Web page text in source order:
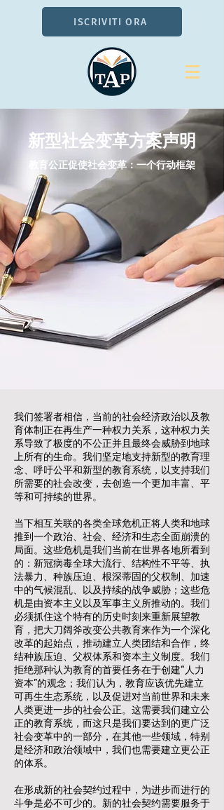
ISCRIVITI ORA
新型社会变革方案声明
教育公正促使社会变革：一个行动框架
我们签署者相信，当前的社会经济政治以及教
育体制正在再生产一种权力关系，这种权力关
系导致了极度的不公正并且最终会威胁到地球
上所有的生命。我们坚定地支持新型的教育理
念、呼吁公平和新型的教育系统，以支持我们
所需要的社会改变，去创造一个更加丰富、平
等和可持续的世界。
当下相互关联的各类全球危机正将人类和地球
推到一个政治、社会、经济和生态全面崩溃的
局面。这些危机是我们当前在世界各地所看到
的：新冠病毒全球大流行、结构性不平等、执
法暴力、种族压迫、根深蒂固的父权制、加速
中的气候混乱、以及持续的战争威胁；这些危
机是由资本主义以及军事主义所推动的。我们
必须抓住这个特有的历史时刻来重新展望教
育，把大刀阔斧改变公共教育来作为一个深化
改革的起始点，推动建立人类团结和合作，终
结种族压迫、父权体系和资本主义制度。我们
拒绝那种认为教育的首要任务在于创建“人力
资本”的观念；我们认为，教育应该优先建立
可再生生态系统，以及促进对当前世界和未来
人类更进一步的社会公正。这需要我们建立公
正的教育系统，而这只是我们要达到的更广泛
社会变革中的一部分，在其他一些领域，特别
是经济和政治领域中，我们也需要建立更公正
的体系。
在形成新的社会契约过程中，为进步而进行的
斗争是必不可少的。新的社会契约需要服务于